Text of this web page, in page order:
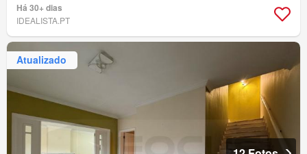
Há 30+ dias
IDEALISTA.PT
Atualizado